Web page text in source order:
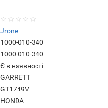
Jrone
1000-010-340
1000-010-340
Є в наявності
GARRETT
GT1749V
HONDA